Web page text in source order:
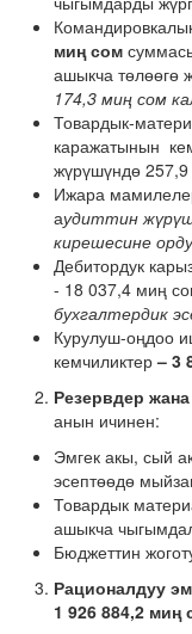
миң сом
ашыкча төлөөгө
174,3 миң сом
Товардык-
каражатынын
жүрүшүндө
Ижара
аудиттин
кирешесине
Дебитордук
- 18 037,4 миң
бухгалтердик
Курулуш-оңдоо
кемчиликтер– 3
Резервдер
анын ичинен:
Эмгек акы, сый
эсептөөдө
Товардык
ашыкча
Бюджеттин
Рационалдуу
1 926 884,2 миң